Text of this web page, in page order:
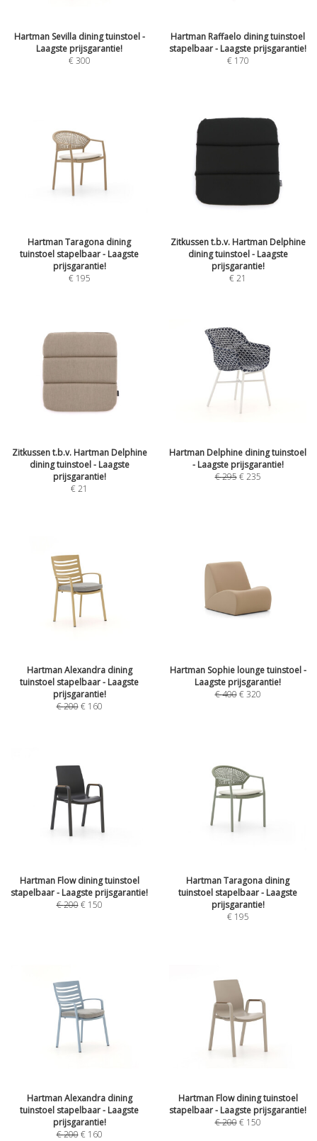
Hartman Sevilla dining tuinstoel -
Laagste prijsgarantie!
€300
Hartman Raffaelo dining tuinstoel
stapelbaar - Laagste prijsgarantie!
€ 170
Hartman Taragona dining
tuinstoel stapelbaar - Laagste
prijsgarantie!
€ 195
Zitkussen t.b.v. Hartman Delphine
dining tuinstoel - Laagste
prijsgarantie!
€21
Zitkussen t.b.v. Hartman Delphine
dining tuinstoel - Laagste
prijsgarantie!
€21
Hartman Delphine dining tuinstoel
- Laagste prijsgarantie!
€295 €235
Hartman Alexandra dining
tuinstoel stapelbaar - Laagste
prijsgarantie!
€200 € 160
Hartman Sophie lounge tuinstoel -
Laagste prijsgarantie!
€400 €320
Hartman Flow dining tuinstoel
stapelbaar - Laagste prijsgarantie!
€200 € 150
Hartman Taragona dining
tuinstoel stapelbaar - Laagste
prijsgarantie!
€ 195
Hartman Alexandra dining
tuinstoel stapelbaar - Laagste
prijsgarantie!
€200 € 160
Hartman Flow dining tuinstoel
stapelbaar - Laagste prijsgarantie!
€200 € 150